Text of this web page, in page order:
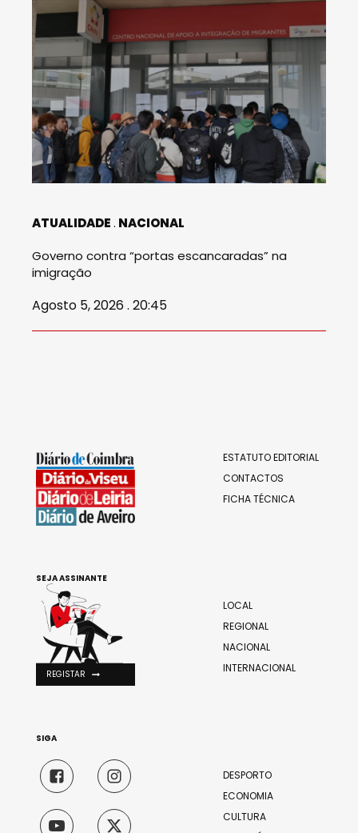
ATUALIDADE NACIONAL
Governo contra “portas escancaradas” na
imigração
Agosto 5, 2026 . 20:45
ESTATUTO EDITORIAL
CONTACTOS
FICHA TÉCNICA
LOCAL
REGIONAL
NACIONAL
INTERNACIONAL
DESPORTO
ECONOMIA
CULTURA
SEJA ASSINANTE
REGISTAR
SIGA